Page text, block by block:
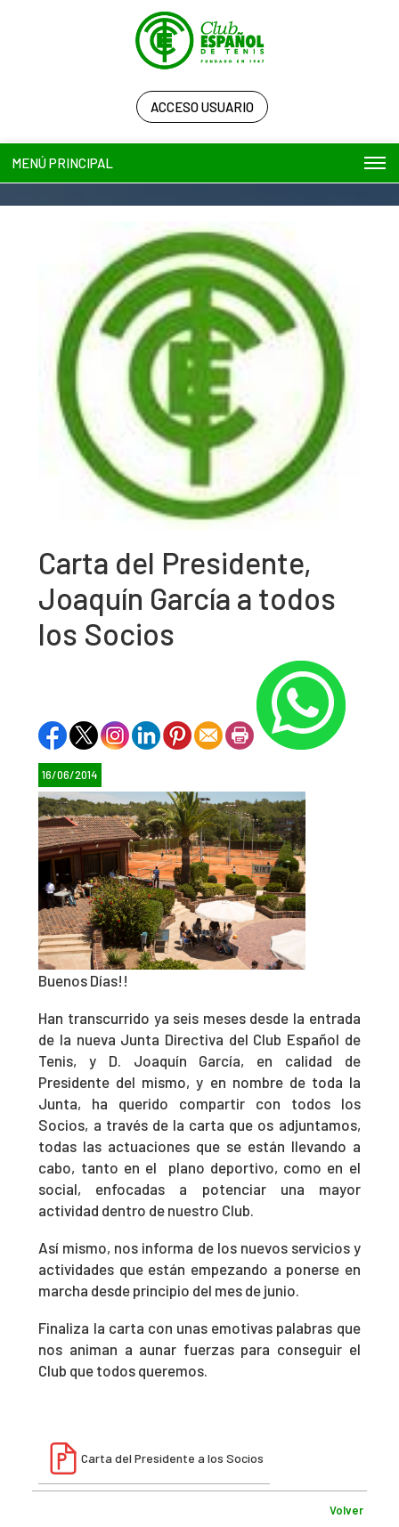
ACCESO USUARIO
MENÚ PRINCIPAL
Carta del Presidente,
Joaquín García a todos
los Socios
16/06/2014
Buenos Días!!
Han transcurrido ya seis meses desde la entrada
de la nueva Junta Directiva del Club Español de
Tenis, y D. Joaquín García, en calidad de
Presidente del mismo, y en nombre de toda la
Junta, ha querido compartir con todos los
Socios, a través de la carta que os adjuntamos,
todas las actuaciones que se están llevando a
cabo, tanto en el plano deportivo, como en el
social, enfocadas a potenciar una mayor
actividad dentro de nuestro Club.
Así mismo, nos informa de los nuevos servicios y
actividades que están empezando a ponerse en
marcha desde principio del mes de junio.
Finaliza la carta con unas emotivas palabras que
nos animan a aunar fuerzas para conseguir el
Club que todos queremos.
Carta del Presidente a los Socios
Volver